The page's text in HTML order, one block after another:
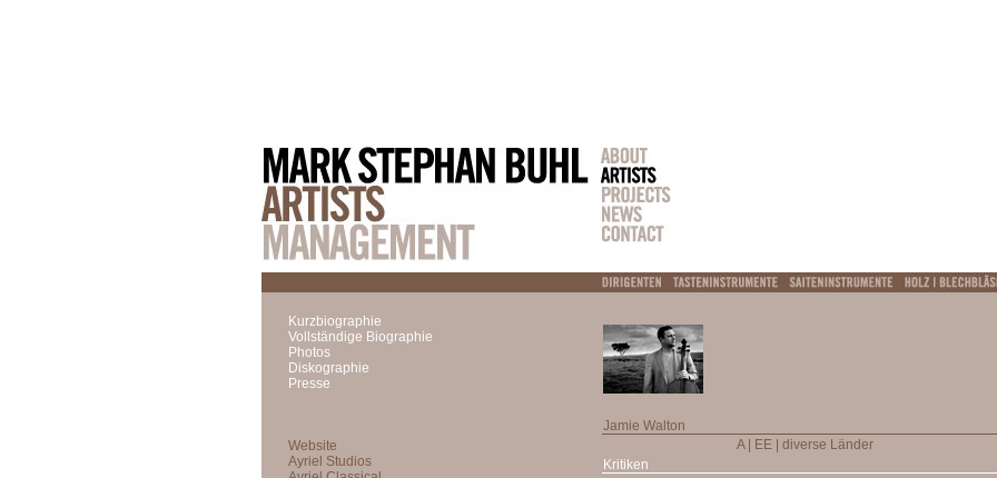
Kurzbiographie
Vollständige Biographie
Photos
Diskographie
Presse
Jamie Walton
A | EE | diverse Länder
Kritiken